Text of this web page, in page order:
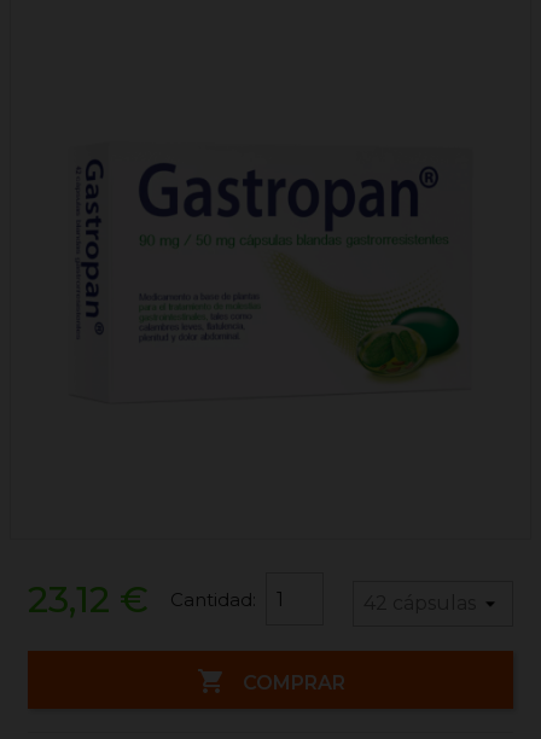
23,12 € Cantidad:
 COMPRAR